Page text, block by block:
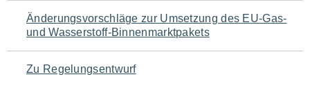
Navigation
für
den
Änderungsvorschläge zur Umsetzung des EU-Gas-
und Wasserstoff-Binnenmarktpakets
Zu Regelungsentwurf